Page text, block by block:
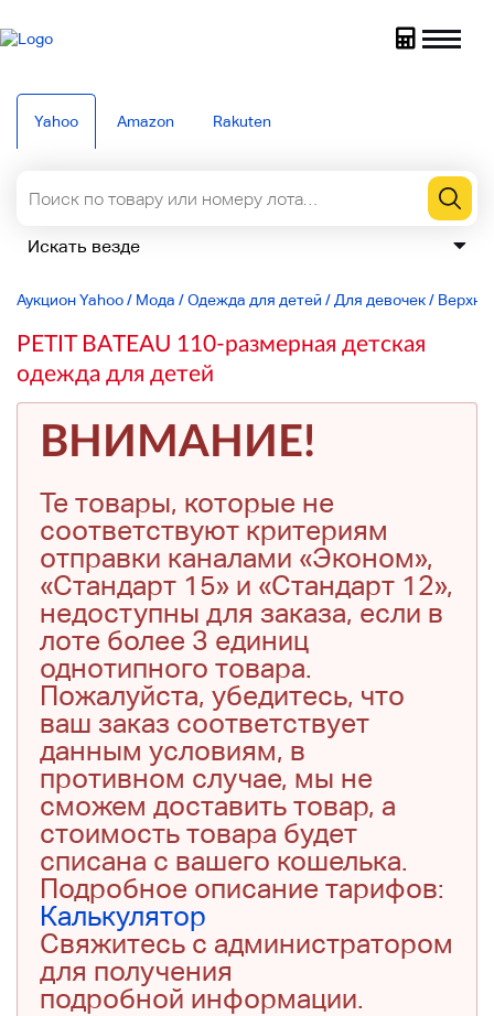
Yahoo Amazon Rakuten
Аукцион Yahoo/ Мода /Одежда для детей / Для девочек/
PETIT BATEAU 110-размерная детская
одежда для детей
ВНИМАНИЕ!
Те товары, которые не
соответствуют критериям
отправки каналами «Эконом»,
«Стандарт 15» и «Стандарт 12»,
недоступны для заказа, если в
лоте более 3 единиц
однотипного товара.
Пожалуйста, убедитесь, что
ваш заказ соответствует
данным условиям, в
противном случае, мы не
сможем доставить товар, а
стоимость товара будет
списана с вашего кошелька.
Подробное описание тарифов:
Калькулятор
Свяжитесь с администратором
для получения
подробной информации.